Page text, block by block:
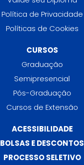
Política de Privacidade
Políticas de Cookies
CURSOS
Graduação
Semipresencial
Pós-Graduação
Cursos de Extensão
ACESSIBILIDADE
BOLSAS E DESCONTOS
PROCESSO SELETIVO